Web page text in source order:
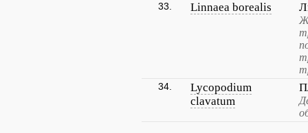
33. Linnaea borealis
34.
Lycopodium
clavatum